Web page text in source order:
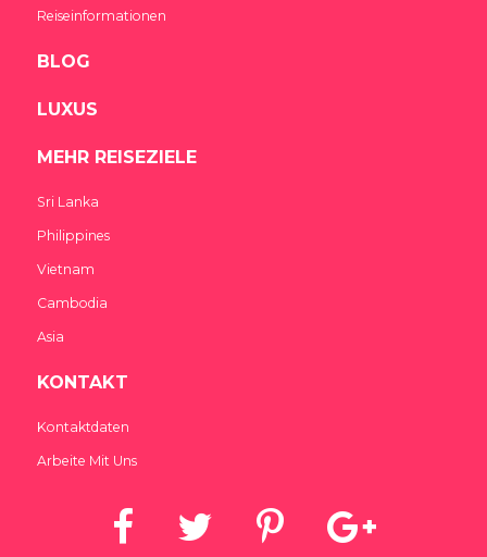
Reiseinformationen
BLOG
LUXUS
MEHR REISEZIELE
Sri Lanka
Philippines
Vietnam
Cambodia
Asia
KONTAKT
Kontaktdaten
Arbeite Mit Uns
India Someday
For a free & immediate callback, enter